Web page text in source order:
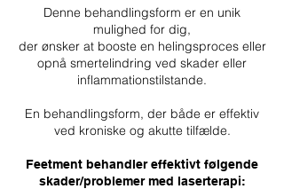
Denne behandlingsform er en unik
mulighed for dig,
der ønsker at booste en helingsproces eller
opnå smertelindring ved skader eller
inflammationstilstande.
En behandlingsform, der både er effektiv
ved kroniske og akutte tilfælde.
Feetment behandler effektivt følgende
skader/problemer med laserterapi: